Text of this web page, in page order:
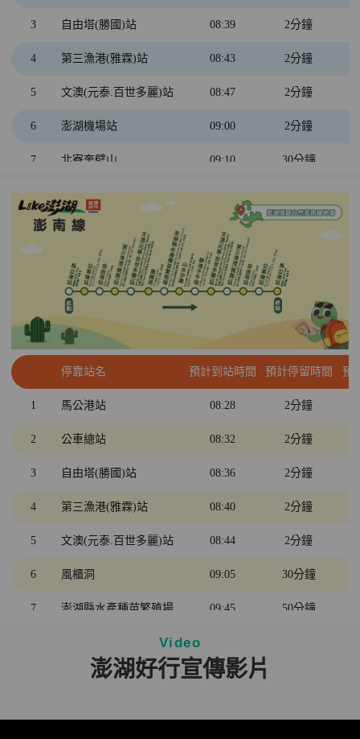
4 自由塔(勝國)站 12:43 2分鐘
3 公車總站 12:48 2分鐘
2 馬公港站 12:52 2分鐘
1 西衛東站 13:00
3 自由塔(勝國)站 08:39 2分鐘
4 第三漁港(雅霖)站 08:43 2分鐘
5 文澳(元泰.百世多麗)站 08:47 2分鐘
6 澎湖機場站 09:00 2分鐘
7 北寮奎壁山 09:10 30分鐘
8 南寮社區 9:50 35分鐘
9 龍門閉鎖陣地
澎湖機場站 11:21
澎湖生活博物館 11:35 45分鐘
文澳(元泰.百世多麗)站 2分鐘
第三漁港(雅霖)站 12:26 2分鐘
自由塔(勝國)站 2分鐘
公車總站 2分鐘
馬公港站
停靠站名 預計到站時間 預計停留時間 預
1 馬公港站 08:28 2分鐘
2 公車總站 08:32 2分鐘
3 自由塔(勝國)站 08:36 2分鐘
4 第三漁港(雅霖)站 08:40 2分鐘
5 文澳(元泰.百世多麗)站 08:44 2分鐘
6 風櫃洞 09:05 30分鐘
7 澎湖縣水產種苗繁殖場 09:45 50分鐘
鎖港子午塔 11:30
Video
澎湖好行宣傳影片